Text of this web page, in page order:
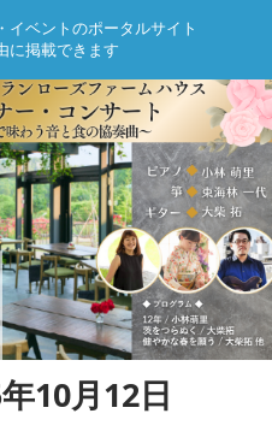
イベントのポータルサイト
に掲載できます
10月12日